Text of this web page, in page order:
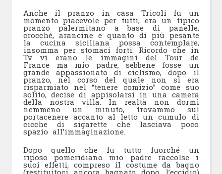
Anche il pranzo in casa Tricoli fu un
momento piacevole per tutti, era un tipico
pranzo palermitano a base di panelle,
crocché, arancine e quanto di più pesante
la cucina siciliana possa contemplare,
insomma per stomaci forti. Ricordo che in
Tv vi erano le immagini del Tour de
France ma mio padre, sebbene fosse un
grande appassionato di ciclismo, dopo il
pranzo, nel corso del quale non si era
risparmiato nel “tenere comizio” come suo
solito, decise di appisolarsi in una camera
della nostra villa. In realtà non dormì
nemmeno un minuto, trovammo sul
portacenere accanto al letto un cumulo di
cicche di sigarette che lasciava poco
spazio all’immaginazione.
Dopo quello che fu tutto fuorché un
riposo pomeridiano mio padre raccolse i
suoi effetti, compreso il costume da bagno